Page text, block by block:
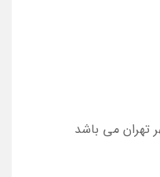
تهران می باشد